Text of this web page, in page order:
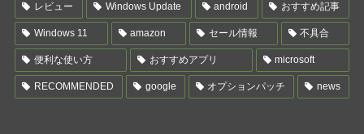
レビュー Windows Update android おすすめ記事
Windows 11 amazon セール情報 不具合
便利な使い方 おすすめアプリ microsoft
RECOMMENDED google オプションパッチ news